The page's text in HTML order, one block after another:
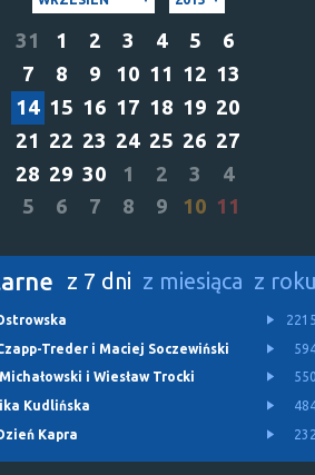
31 1 2 3 4 5
6
7
8 9 10 11 12 13
14 15 16 17 18 19 20
21 22 23 24 25 26 27
28 29 30 1 2 3
4
5
6 7 8 9 10 11
z 7 dni z miesiąca z
Treder i Maciej Soczewiński
i Wiesław Trocki
Kudlińska
Kapra